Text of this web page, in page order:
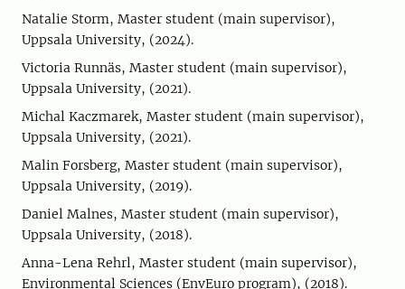
Natalie Storm, Master student (main supervisor),
Uppsala University, (2024).
Victoria Runnäs, Master student (main supervisor),
Uppsala University, (2021).
Michal Kaczmarek, Master student (main supervisor),
Uppsala University, (2021).
Malin Forsberg, Master student (main supervisor),
Uppsala University, (2019).
Daniel Malnes, Master student (main supervisor),
Uppsala University, (2018).
Anna-Lena Rehrl, Master student (main supervisor),
Environmental Sciences (EnvEuro program), (2018).